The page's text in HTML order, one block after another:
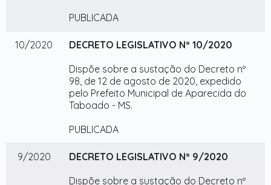
PUBLICADA
10/2020
DECRETO LEGISLATIVO Nº 10/2020
Dispõe sobre a sustação do Decreto nº
98, de 12 de agosto de 2020, expedido
pelo Prefeito Municipal de Aparecida do
Taboado - MS.
PUBLICADA
9/2020
DECRETO LEGISLATIVO Nº 9/2020
Dispõe sobre a sustação do Decreto nº